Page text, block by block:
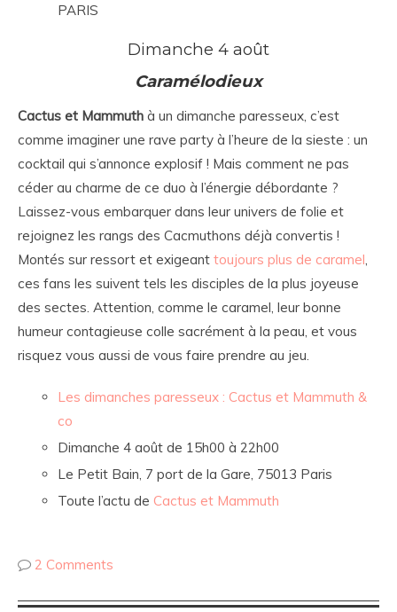
PARIS
Dimanche 4 août
Caramélodieux
Cactus et Mammuth à un dimanche paresseux, c’est
comme imaginer une rave party à l’heure de la sieste : un
cocktail qui s’annonce explosif ! Mais comment ne pas
céder au charme de ce duo à l’énergie débordante ?
Laissez-vous embarquer dans leur univers de folie et
rejoignez les rangs des Cacmuthons déjà convertis !
Montés sur ressort et exigeant toujours plus de caramel,
ces fans les suivent tels les disciples de la plus joyeuse
des sectes. Attention, comme le caramel, leur bonne
humeur contagieuse colle sacrément à la peau, et vous
risquez vous aussi de vous faire prendre au jeu.
Les dimanches paresseux : Cactus et Mammuth &
co
Dimanche 4 août de 15h00 à 22h00
Le Petit Bain, 7 port de la Gare, 75013 Paris
Toute l’actu de Cactus et Mammuth
2 Comments